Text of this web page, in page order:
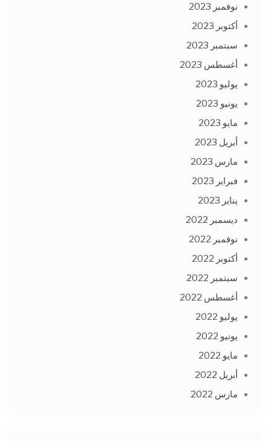
نوفمبر 2023
أكتوبر 2023
سبتمبر 2023
أغسطس 2023
يوليو 2023
يونيو 2023
مايو 2023
أبريل 2023
مارس 2023
فبراير 2023
يناير 2023
ديسمبر 2022
نوفمبر 2022
أكتوبر 2022
سبتمبر 2022
أغسطس 2022
يوليو 2022
يونيو 2022
مايو 2022
أبريل 2022
مارس 2022